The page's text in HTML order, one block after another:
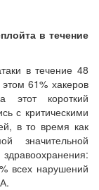
в течение
в течение 48
61% хакеров
этот короткий
с критическими
в то время как
значительной
всех нарушений